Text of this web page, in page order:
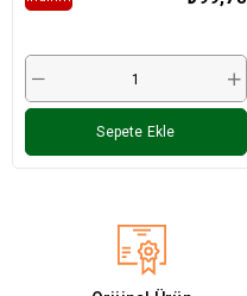
Sepete Ekle